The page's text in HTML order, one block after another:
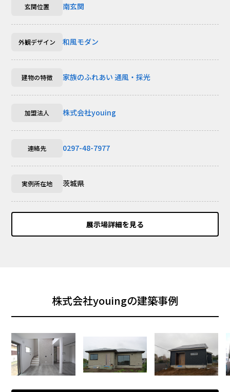
玄関位置 南玄関
外観デザイン 和風モダン
建物の特徴 家族のふれあい 通風・採光
加盟法人 株式会社youing
連絡先 0297-48-7977
実例所在地 茨城県
展示場詳細を見る
株式会社youingの建築事例